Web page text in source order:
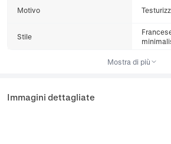
Motivo
Stile
Mostra di più
Immagini dettagliate